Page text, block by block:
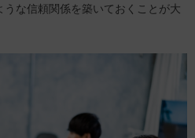
うな信頼関係を築いておくことが大